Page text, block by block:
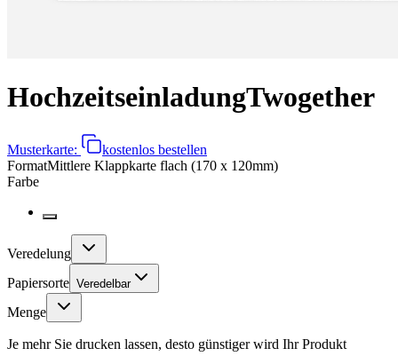
HochzeitseinladungTwogether
Musterkarte:
kostenlos bestellen
FormatMittlere Klappkarte flach (170 x 120mm)
Farbe
Veredelung
Papiersorte Veredelbar
Menge
Je mehr Sie drucken lassen, desto günstiger wird Ihr Produkt